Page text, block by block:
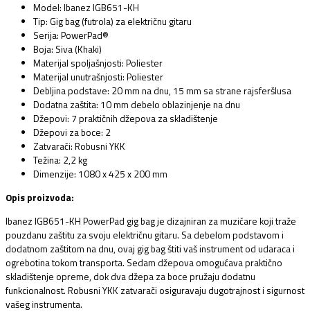
Model: Ibanez IGB651-KH
Tip: Gig bag (futrola) za električnu gitaru
Serija: PowerPad®
Boja: Siva (Khaki)
Materijal spoljašnjosti: Poliester
Materijal unutrašnjosti: Poliester
Debljina podstave: 20 mm na dnu, 15 mm sa strane rajsferšlusa
Dodatna zaštita: 10 mm debelo oblazinjenje na dnu
Džepovi: 7 praktičnih džepova za skladištenje
Džepovi za boce: 2
Zatvarači: Robusni YKK
Težina: 2,2 kg
Dimenzije: 1080 x 425 x 200 mm
Opis proizvoda:
Ibanez IGB651-KH PowerPad gig bag je dizajniran za muzičare koji traže
pouzdanu zaštitu za svoju električnu gitaru. Sa debelom podstavom i
dodatnom zaštitom na dnu, ovaj gig bag štiti vaš instrument od udaraca i
ogrebotina tokom transporta. Sedam džepova omogućava praktično
skladištenje opreme, dok dva džepa za boce pružaju dodatnu
funkcionalnost. Robusni YKK zatvarači osiguravaju dugotrajnost i sigurnost
vašeg instrumenta.